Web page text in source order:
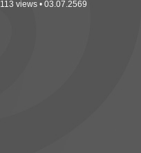
113 views • 03.07.2569